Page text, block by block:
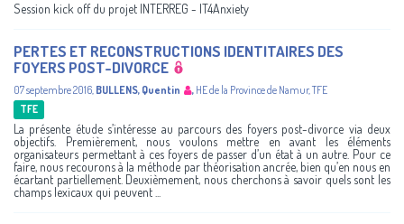
Session kick off du projet INTERREG - IT4Anxiety
PERTES ET RECONSTRUCTIONS IDENTITAIRES DES
FOYERS POST-DIVORCE
07 septembre 2016, BULLENS, Quentin , HE de la Province de Namur,TFE
TFE
La présente étude s’intéresse au parcours des foyers post-divorce via deux
objectifs. Premièrement, nous voulons mettre en avant les éléments
organisateurs permettant à ces foyers de passer d’un état à un autre. Pour ce
faire, nous recourons à la méthode par théorisation ancrée, bien qu’en nous en
écartant partiellement. Deuxièmement, nous cherchons à savoir quels sont les
champs lexicaux qui peuvent ...